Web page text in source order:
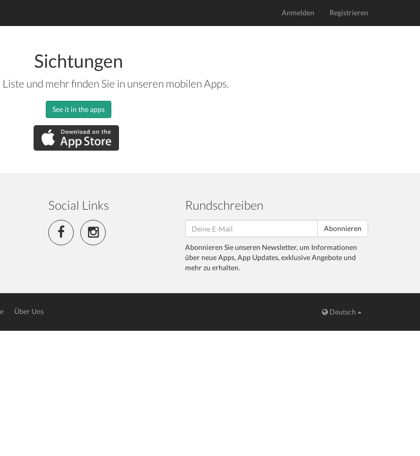
Anmelden Registrieren
Sichtungen
und mehr finden Sie in unseren mobilen Apps.
See it in the apps
Social Links Rundschreiben
Abonnieren
Abonnieren Sie unseren Newsletter, um Informationen
über neue Apps, App Updates, exklusive Angebote und
mehr zu erhalten.
Über Uns Deutsch